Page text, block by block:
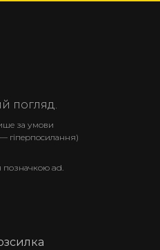
погляд.
за умови
гіперпосилання)
позначкою ad.